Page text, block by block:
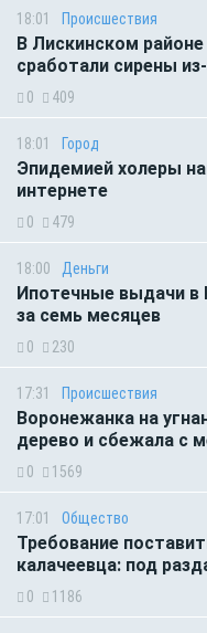
18:01 Происшествия
В Лискинском
сработали сирены
0 409
18:01 Город
Эпидемией холеры
интернете
0 479
18:00 Деньги
Ипотечные выдачи в
за семь месяцев
0 230
17:31 Происшествия
Воронежанка на
дерево и сбежала с
0 1569
17:01 Общество
Требование
калачеевца: под
0 1186